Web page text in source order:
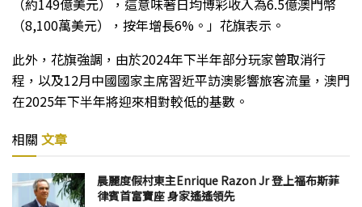
（約149億美元），這意味著日均博彩收入為6.5億澳門幣
（8,100萬美元），按年增長6%。」花旗表示。
此外，花旗強調，由於2024年下半年部分玩家曾取消行
程，以及12月中國國家主席習近平訪澳影響旅客流量，澳門
在2025年下半年將迎來相對較低的基數。
相關 文章
晨麗度假村東主Enrique Razon Jr 登上福布斯菲
律賓首富寶座 身家遙遙領先